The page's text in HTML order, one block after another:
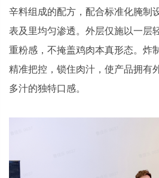
辛料组成的配方，配合标准化腌制
表及里均匀渗透。外层仅施以一层
重粉感，不掩盖鸡肉本真形态。炸
精准把控，锁住肉汁，使产品拥有
多汁的独特口感。